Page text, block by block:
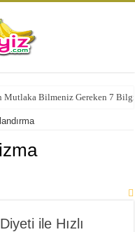
Mutlaka Bilmeniz Gereken 7
ile Hızlı